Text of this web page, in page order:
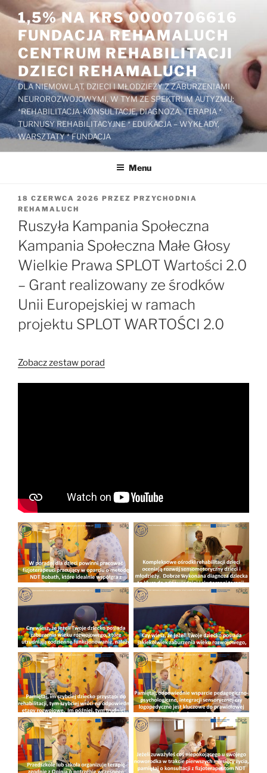
Przejdź
do
treści
1,5% NA KRS 0000706616
FUNDACJA REHAMALUCH
CENTRUM REHABILITACJI
DZIECI REHAMALUCH
DLA NIEMOWLĄT, DZIECI I MŁODZIEŻY Z ZABURZENIAMI
NEUROROZWOJOWYMI, W TYM ZE SPEKTRUM AUTYZMU:
*REHABILITACJA-KONSULTACJE, DIAGNOZA, TERAPIA *
TURNUSY REHABILITACYJNE * EDUKACJA – WYKŁADY,
WARSZTATY * FUNDACJA
Menu
OPUBLIKOWANE
W
18 CZERWCA 2026 PRZEZ PRZYCHODNIA
REHAMALUCH
Ruszyła Kampania Społeczna
Kampania Społeczna Małe Głosy
Wielkie Prawa SPLOT Wartości 2.0
– Grant realizowany ze środków
Unii Europejskiej w ramach
projektu SPLOT WARTOŚCI 2.0
Zobacz zestaw porad